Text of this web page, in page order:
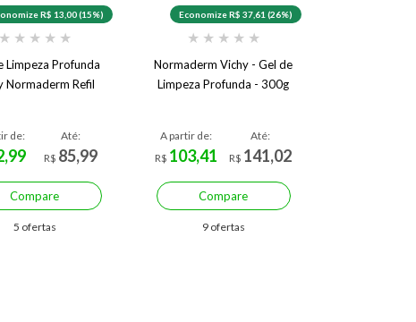
R$ 13,00 (15%)
★ ★ ★ ★ ★
Limpeza Profunda
Normaderm Refil
de:
Até:
R$ 85,99
Compare
5 ofertas
Economize R$ 37,61 (26%)
★ ★ ★ ★ ★
Normaderm Vichy - Gel de
Limpeza Profunda - 300g
A partir de:
R$ 103,41
Até:
R$ 141,02
Compare
9 ofertas